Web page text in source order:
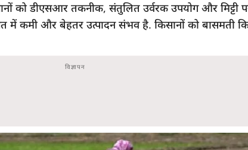
को डीएसआर तकनीक, संतुलित उर्वरक उपयोग और मिट्टी
में कमी और बेहतर उत्पादन संभव है. किसानों को बासमती